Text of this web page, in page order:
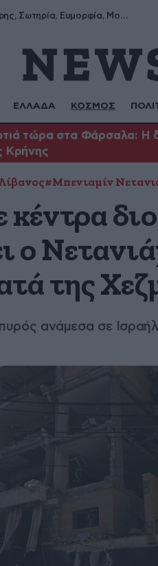
Σωτήρης, Σωτηρία, Ευμορφία, Μορφούλα
ΕΛΛΑΔΑ ΚΟΣΜΟΣ
τώρα στα Φάρσαλα: Η
Κρήνης
#Μπενιαμίν
ο
της
ανάμεσα σε